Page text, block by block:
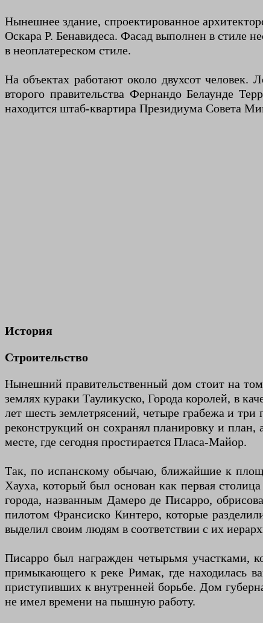
Нынешнее здание, спроектированное
Оскара Р. Бенавидеса. Фасад выполнен в стиле
в неоплатереском стиле.
На объектах работают около двухсот
второго правительства Фернандо Белаунде
находится штаб-квартира Президиума Совета
История
Строительство
Нынешний правительственный дом стоит на
землях кураки Тауликуско, Города королей, в
лет шесть землетрясений, четыре грабежа и
реконструкций он сохранял планировку и
месте, где сегодня простирается Пласа-Майор.
Так, по испанскому обычаю, ближайшие к
Хауха, который был основан как первая
города, названным Дамеро де Писарро,
пилотом Франсиско Кинтеро, которые
выделил своим людям в соответствии с их
Писарро был награжден четырьмя участками,
примыкающего к реке Римак, где находилась
приступивших к внутренней борьбе. Дом
не имел времени на пышную работу.